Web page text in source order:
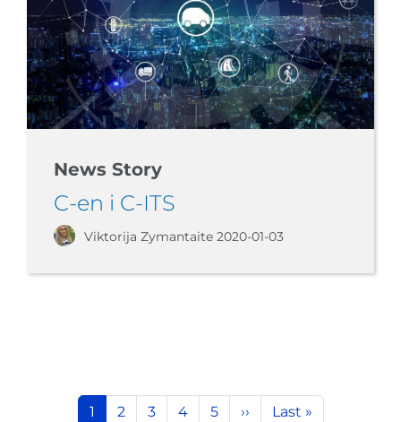
News Story
C-en i C-ITS
Viktorija Zymantaite 2020-01-03
Pagination
Current page
1 Page
2 Page
3 Page
4 Page
5 Next page
›› Last page
Last »